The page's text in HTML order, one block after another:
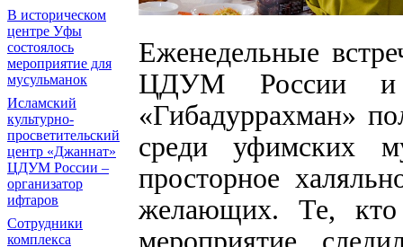
В историческом
центре Уфы
состоялось
мероприятие для
мусульманок
Исламский
культурно-
просветительский
центр «Джаннат»
ЦДУМ России –
организатор
ифтаров
Сотрудники
комплекса
Еженедельные
ЦДУМ России и
«Гибадуррахман»
среди уфимских
просторное
желающих. Те, кто
мероприятие,